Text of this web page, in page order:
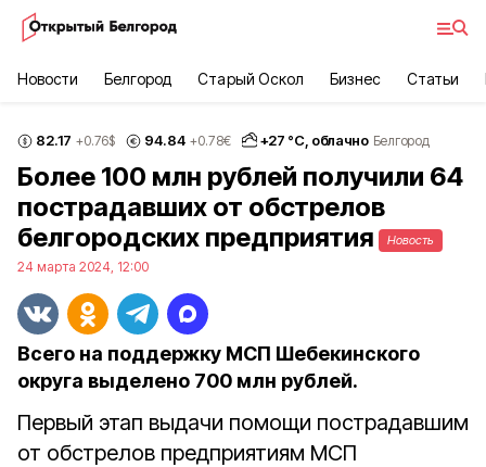
Новости Белгород Старый Оскол Бизнес Статьи
82.17 +0.76$ 94.84 +0.78€ +27 °С, облачно Белгород
Более 100 млн рублей получили 64
пострадавших от обстрелов
белгородских предприятия
Новость
24 марта 2024, 12:00
Всего на поддержку МСП Шебекинского
округа выделено 700 млн рублей.
Первый этап выдачи помощи пострадавшим
от обстрелов предприятиям МСП